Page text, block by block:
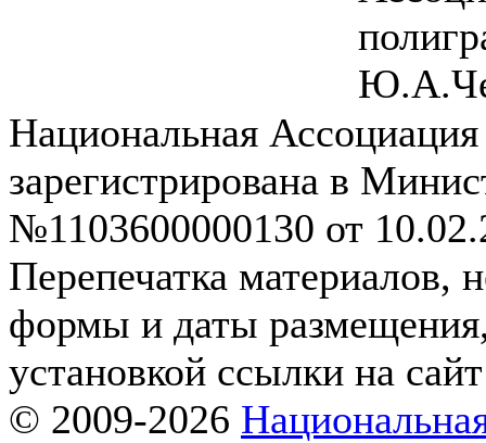
Национальная
зарегистрирована в
№1103600000130 от
Перепечатка материалов,
формы и даты
установкой ссылки на
© 2009-2026